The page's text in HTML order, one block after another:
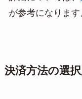
が参考になります
決済方法の選